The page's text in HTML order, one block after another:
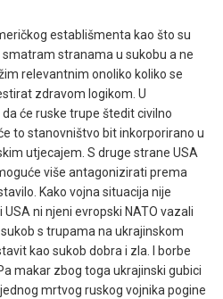
establišmenta kao što su
smatram stranama u sukobu a ne
relevantnim onoliko koliko se
zdravom logikom. U
će ruske trupe štedit civilno
to stanovništvo bit inkorporirano u
utjecajem. S druge strane USA
više antagonizirati prema
Kako vojna situacija nije
ni njeni evropski NATO vazali
s trupama na ukrajinskom
kao sukob dobra i zla. I borbe
makar zbog toga ukrajinski gubici
mrtvog ruskog vojnika pogine